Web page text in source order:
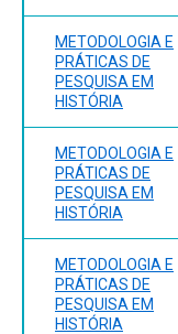
METODOLOGIA E
PRÁTICAS DE
PESQUISA EM
HISTÓRIA
METODOLOGIA E
PRÁTICAS DE
PESQUISA EM
HISTÓRIA
METODOLOGIA E
PRÁTICAS DE
PESQUISA EM
HISTÓRIA